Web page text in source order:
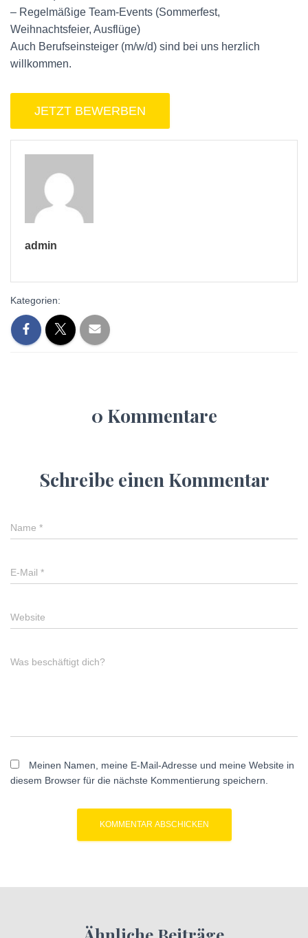
– Regelmäßige Team-Events (Sommerfest,
Weihnachtsfeier, Ausflüge)
Auch Berufseinsteiger (m/w/d) sind bei uns herzlich
willkommen.
admin
Kategorien:
0 Kommentare
Schreibe einen Kommentar
Name *
E-Mail *
Website
Was beschäftigt dich?
Meinen Namen, meine E-Mail-Adresse und meine Website in
diesem Browser für die nächste Kommentierung speichern.